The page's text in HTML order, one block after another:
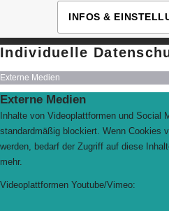
INFOS &
Individuelle
Externe Medien
Externe Medien
Inhalte von Videoplattformen und Social
standardmäßig blockiert. Wenn Cookies
werden, bedarf der Zugriff auf diese
mehr.
Videoplattformen Youtube/Vimeo: